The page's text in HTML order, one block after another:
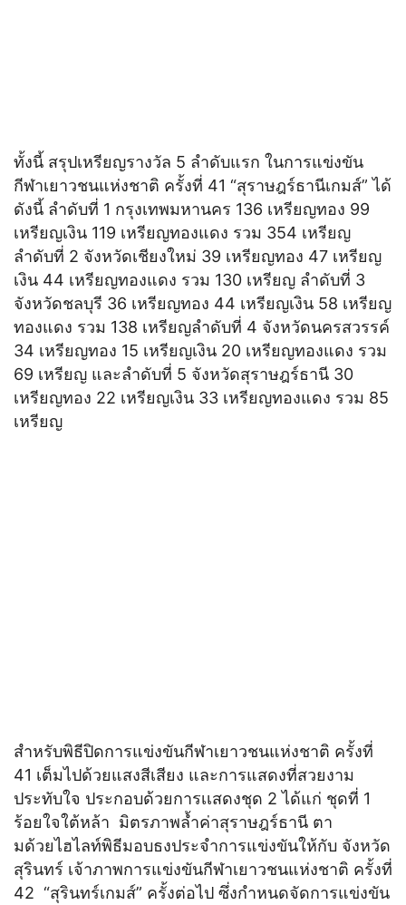
ทั้งนี้ สรุปเหรียญรางวัล 5 ลำดับแรก ในการแข่งขัน
กีฬาเยาวชนแห่งชาติ ครั้งที่ 41 “สุราษฎร์ธานีเกมส์” ได้
ดังนี้ ลำดับที่ 1 กรุงเทพมหานคร 136 เหรียญทอง 99
เหรียญเงิน 119 เหรียญทองแดง รวม 354 เหรียญ
ลำดับที่ 2 จังหวัดเชียงใหม่ 39 เหรียญทอง 47 เหรียญ
เงิน 44 เหรียญทองแดง รวม 130 เหรียญ ลำดับที่ 3
จังหวัดชลบุรี 36 เหรียญทอง 44 เหรียญเงิน 58 เหรียญ
ทองแดง รวม 138 เหรียญลำดับที่ 4 จังหวัดนครสวรรค์
34 เหรียญทอง 15 เหรียญเงิน 20 เหรียญทองแดง รวม
69 เหรียญ และลำดับที่ 5 จังหวัดสุราษฎร์ธานี 30
เหรียญทอง 22 เหรียญเงิน 33 เหรียญทองแดง รวม 85
เหรียญ
สำหรับพิธีปิดการแข่งขันกีฬาเยาวชนแห่งชาติ ครั้งที่
41 เต็มไปด้วยแสงสีเสียง และการแสดงที่สวยงาม
ประทับใจ ประกอบด้วยการเเสดงชุด 2 ได้แก่ ชุดที่ 1
ร้อยใจใต้หล้า มิตรภาพล้ำค่าสุราษฎร์ธานี ตา
มด้วยไฮไลท์พิธีมอบธงประจำการแข่งขันให้กับ จังหวัด
สุรินทร์ เจ้าภาพการแข่งขันกีฬาเยาวชนแห่งชาติ ครั้งที่
42 “สุรินทร์เกมส์” ครั้งต่อไป ซึ่งกำหนดจัดการแข่งขัน